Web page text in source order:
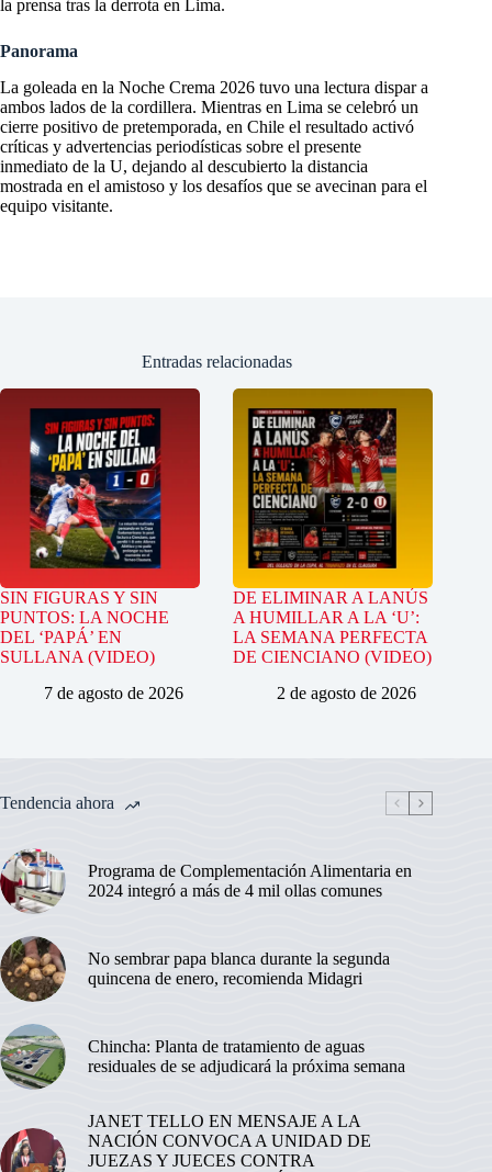
la prensa tras la derrota en Lima.
Panorama
La goleada en la Noche Crema 2026 tuvo una lectura dispar a
ambos lados de la cordillera. Mientras en Lima se celebró un
cierre positivo de pretemporada, en Chile el resultado activó
críticas y advertencias periodísticas sobre el presente
inmediato de la U, dejando al descubierto la distancia
mostrada en el amistoso y los desafíos que se avecinan para el
equipo visitante.
Entradas relacionadas
SIN FIGURAS Y SIN
PUNTOS: LA NOCHE
DEL ‘PAPÁ’ EN
SULLANA (VIDEO)
7 de agosto de 2026
DE ELIMINAR A LANÚS
A HUMILLAR A LA ‘U’:
LA SEMANA PERFECTA
DE CIENCIANO (VIDEO)
2 de agosto de 2026
Tendencia ahora
Programa de Complementación Alimentaria en
2024 integró a más de 4 mil ollas comunes
No sembrar papa blanca durante la segunda
quincena de enero, recomienda Midagri
Chincha: Planta de tratamiento de aguas
residuales de se adjudicará la próxima semana
JANET TELLO EN MENSAJE A LA
NACIÓN CONVOCA A UNIDAD DE
JUEZAS Y JUECES CONTRA